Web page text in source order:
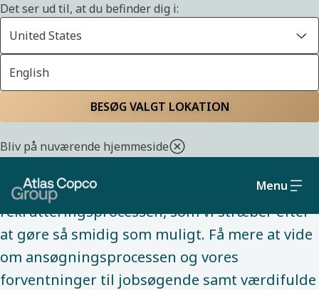
Det ser ud til, at du befinder dig i:
United States
English
BESØG VALGT LOKATION
Bliv på nuværende hjemmeside
Menu
JOB
Din guide til
rekrutteringsprocessen
Din rejse hos os starter i
rekrutteringsprocessen, som vi stræber efter
at gøre så smidig som muligt. Få mere at vide
om ansøgningsprocessen og vores
forventninger til jobsøgende samt værdifulde